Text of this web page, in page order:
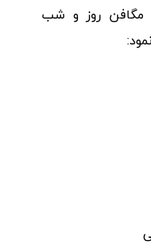
مگافن روز و شب